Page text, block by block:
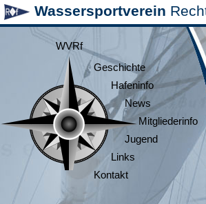
Wassersportverein
WVRf
Geschichte
Hafeninfo
News
Mitgliederinfo
Jugend
Links
Kontakt